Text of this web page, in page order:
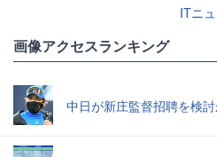
ITニ
画像アクセスランキング
中日が新庄監督招聘を検